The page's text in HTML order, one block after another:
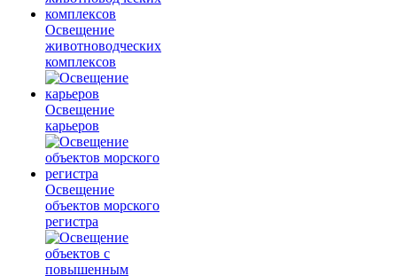
Освещение
животноводческих
комплексов
Освещение
карьеров
Освещение
объектов морского
регистра